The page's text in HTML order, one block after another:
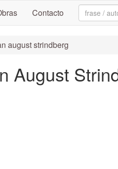
Contacto Search:
august strindberg
August